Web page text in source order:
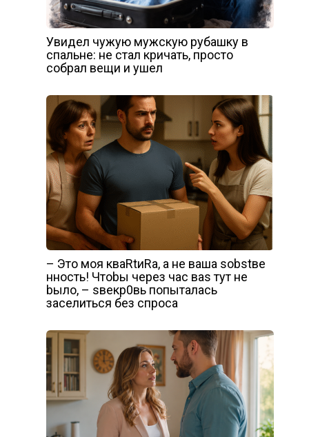
Увидел чужую мужскую рубашку в
спальне: не стал кричать, просто
собрал вещи и ушел
– Это моя кваRtиRа, а не ваша sоbstве
нность! Чтоbы через час ваs тут не
bыло, – sвекр0вь попыталась
заселиться без спроса